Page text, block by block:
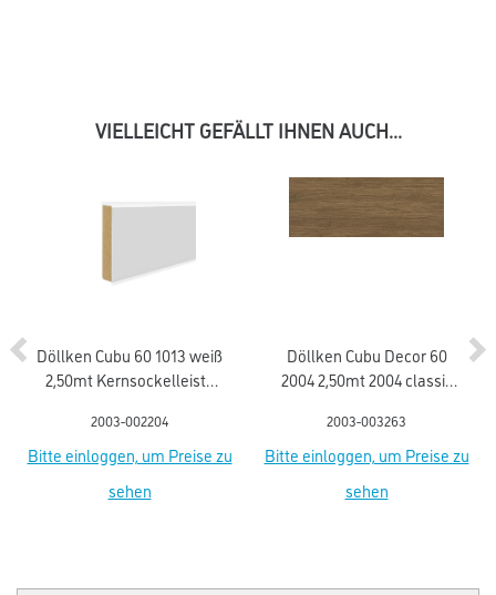
VIELLEICHT GEFÄLLT IHNEN AUCH...
Döllken Cubu 60 1013 weiß
2,50mt Kernsockelleiste
2003-002204
Bitte einloggen, um Preise zu
sehen
Döllken Cubu Decor 60
2004 2,50mt 2004 classic
2003-003263
Bitte einloggen, um Preise zu
sehen